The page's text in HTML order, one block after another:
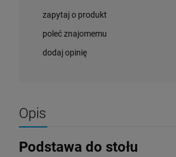
zapytaj o produkt
poleć znajomemu
dodaj opinię
Opis
Podstawa do stołu